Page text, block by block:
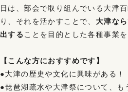
日は、部会で取り組んでいる大津
り、それを活かすことで、 大津な
出する ことを目的とした各種事業を
【こんな方におすすめです】
●大津の歴史や文化に興味がある！
●琵琶湖疏水や大津祭について、も